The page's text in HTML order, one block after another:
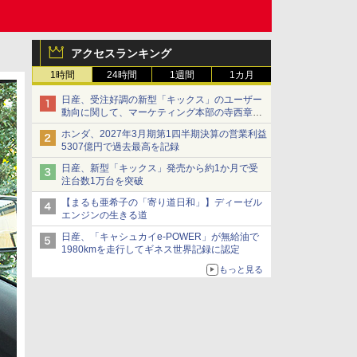
アクセスランキング
1時間 24時間 1週間 1カ月
日産、受注好調の新型「キックス」のユーザー
動向に関して、マーケティング本部の寺西章氏
が解説
ホンダ、2027年3月期第1四半期決算の営業利益
5307億円で過去最高を記録
日産、新型「キックス」発売から約1か月で受
注台数1万台を突破
【まるも亜希子の「寄り道日和」】ディーゼル
エンジンの生きる道
日産、「キャシュカイe-POWER」が無給油で
1980kmを走行してギネス世界記録に認定
もっと見る